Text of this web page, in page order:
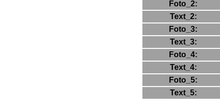
Foto_2:
Text_2:
Foto_3:
Text_3:
Foto_4:
Text_4:
Foto_5:
Text_5: